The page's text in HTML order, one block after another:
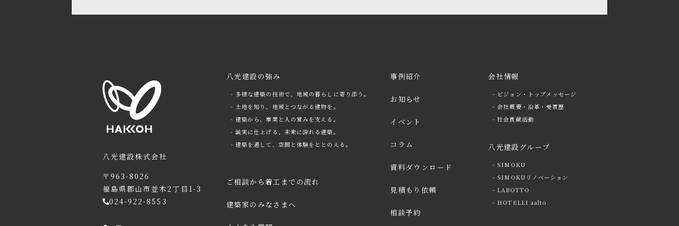
arrow
八光建設株式会社
〒963-8026
福島県郡山市並木2丁目1-3
024-922-8553
八光建設の強み
- 多様な建築の技術で、地域の暮らしに寄り添う。
- 土地を知り、地域とつながる建物を。
- 建築から、事業と人の営みを支える。
- 誠実に仕上げる、未来に誇れる建築。
- 建築を通して、空間と体験をととのえる。
会社情報
- ビジョン・トップメッセージ
- 会社概要・沿革・受賞歴
- 社会貢献活動
八光建設グループ
- SIMOKU
- SIMOKUリノベーション
- LABOTTO
- HOTELLI aalto
ご相談から着工までの流れ
建築家のみなさまへ
事例紹介
お知らせ
イベント
コラム
資料ダウンロード
見積もり依頼
相談予約